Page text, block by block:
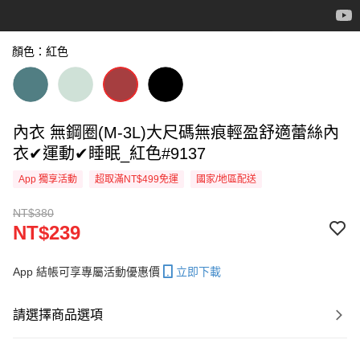
顏色：紅色
內衣 無鋼圈(M-3L)大尺碼無痕輕盈舒適蕾絲內
衣✔運動✔睡眠_紅色#9137
App 獨享活動 超取滿NT$499免運 國家/地區配送
NT$380
NT$239
App 結帳可享專屬活動優惠價 立即下載
請選擇商品選項